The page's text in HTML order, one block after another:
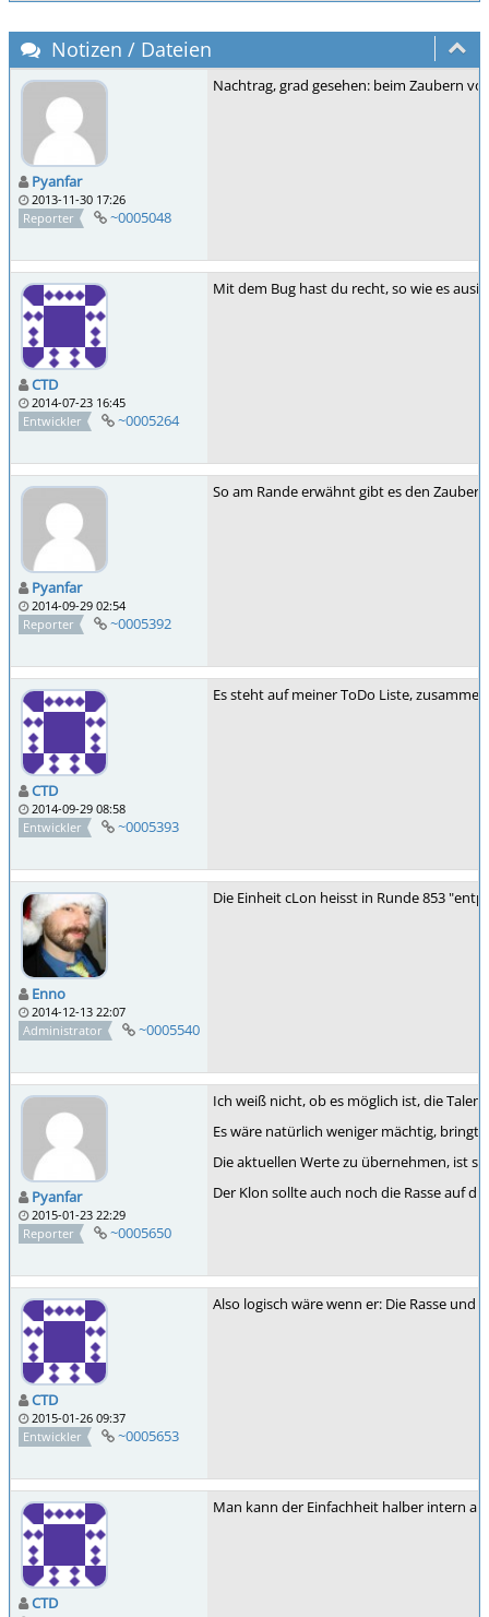
Notizen / Dateien
Pyanfar
2013-11-30 17:26
Reporter
~0005048
Nachtrag, grad gesehen: beim Zaubern
CTD
2014-07-23 16:45
Entwickler
~0005264
Mit dem Bug hast du recht, so wie es
Pyanfar
2014-09-29 02:54
Reporter
~0005392
So am Rande erwähnt gibt es den
CTD
2014-09-29 08:58
Entwickler
~0005393
Es steht auf meiner ToDo Liste,
Enno
2014-12-13 22:07
Administrator
~0005540
Die Einheit cLon heisst in Runde 853
Pyanfar
2015-01-23 22:29
Reporter
~0005650
Ich weiß nicht, ob es möglich ist, die
Es wäre natürlich weniger mächtig, bringt
Die aktuellen Werte zu übernehmen, ist
Der Klon sollte auch noch die Rasse auf
CTD
2015-01-26 09:37
Entwickler
~0005653
Also logisch wäre wenn er: Die Rasse
CTD
Man kann der Einfachheit halber intern